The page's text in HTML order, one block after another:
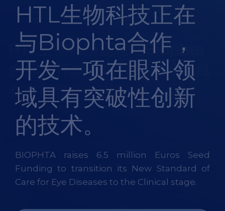
HTL生物科技正在
与Biophta合作，
开发一项在眼科领
域具有突破性创新
的技术。
BIOPHTA raises 6.5 million Euros Seed
Funding to transition its New Standard of
Care for Eye Diseases to the Clinical stage.